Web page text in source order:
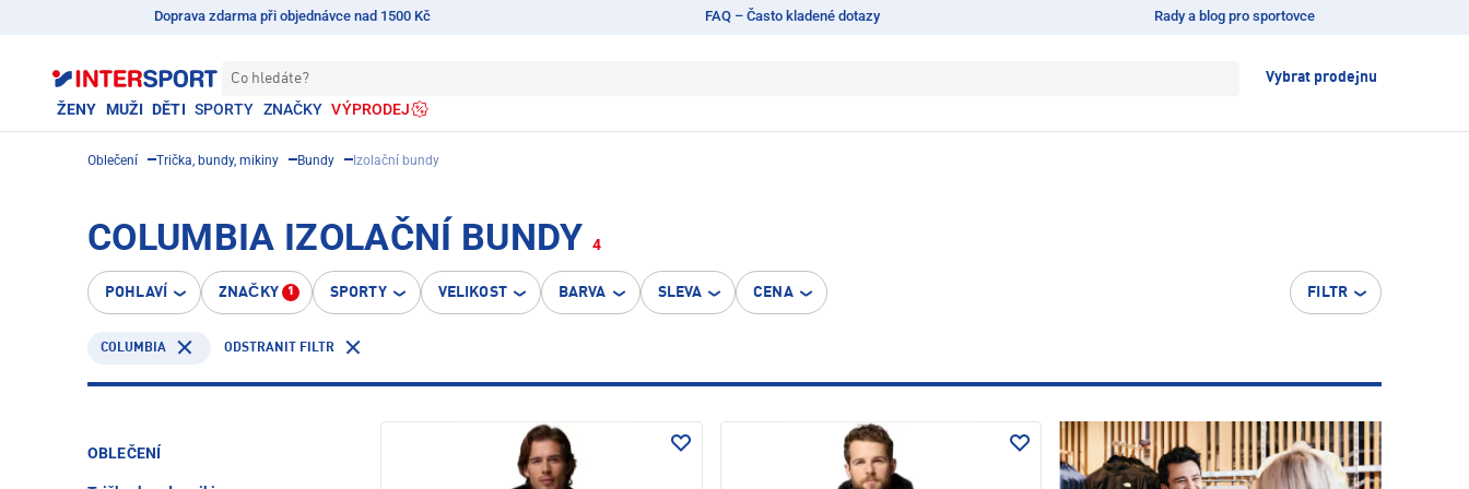
Doprava zdarma při objednávce nad 1500 Kč FAQ – Často kladené dotazy Rady a blog pro sportovce
Co hledáte? Vybrat prodejnu
ŽENY MUŽI DĚTI SPORTY ZNAČKY VÝPRODEJ
Oblečení Trička, bundy, mikiny Bundy Izolační bundy
COLUMBIA IZOLAČNÍ BUNDY 4
POHLAVÍ ZNAČKY 1 SPORTY VELIKOST BARVA SLEVA CENA FILTR
COLUMBIA ODSTRANIT FILTR
OBLEČENÍ